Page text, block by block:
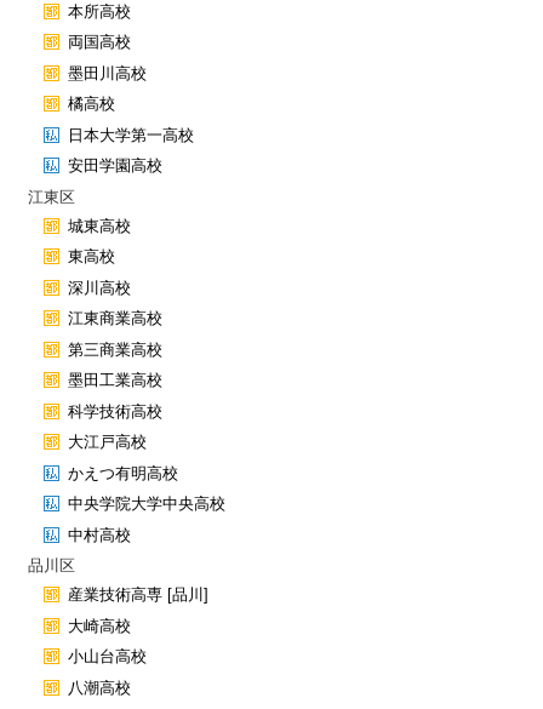
本所高校
両国高校
墨田川高校
橘高校
日本大学第一高校
安田学園高校
江東区
城東高校
東高校
深川高校
江東商業高校
第三商業高校
墨田工業高校
科学技術高校
大江戸高校
かえつ有明高校
中央学院大学中央高校
中村高校
品川区
産業技術高専 [品川]
大崎高校
小山台高校
八潮高校